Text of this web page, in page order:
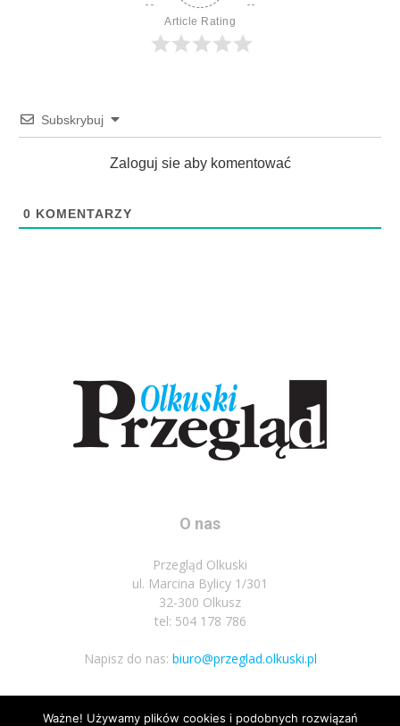
Article Rating
Subskrybuj
Zaloguj sie aby komentować
0 KOMENTARZY
O nas
Przegląd Olkuski
ul. Marcina Bylicy 1/301
32-300 Olkusz
tel: 504 178 786
Napisz do nas: biuro@przeglad.olkuski.pl
Ważne! Używamy plików cookies i podobnych rozwiązań